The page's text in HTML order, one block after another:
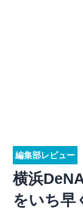
編集部レビュー
横浜
をいち早